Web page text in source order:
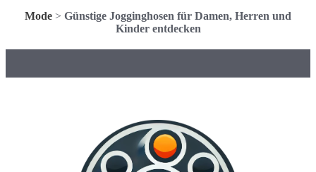
Mode > Günstige Jogginghosen für Damen, Herren und
Kinder entdecken